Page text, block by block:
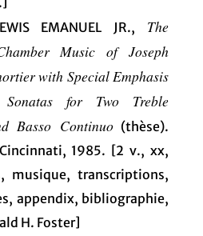
EMANUEL JR., The
Music of Joseph
with Special Emphasis
for Two Treble
Basso Continuo(thèse).
1985. [2 v., xx,
musique, transcriptions,
appendix, bibliographie,
H. Foster]